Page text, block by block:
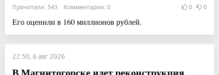
Прочитали: 543 Комментарии: 0 0 0
Его оценили в 160 миллионов рублей.
22:50, 6 авг 2026